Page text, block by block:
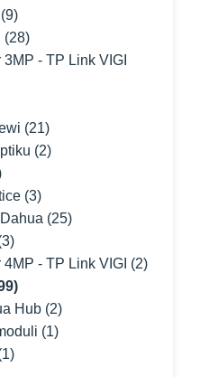
(9)
(28)
3MP - TP Link VIGI
(21)
(2)
(3)
(25)
4MP - TP Link VIGI (2)
Hub (2)
(1)